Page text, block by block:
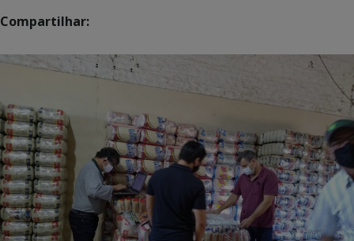
Compartilhar: